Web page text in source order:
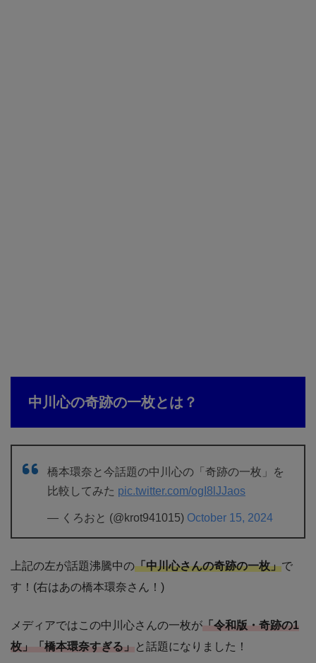
中川心の奇跡の一枚とは？
橋本環奈と今話題の中川心の「奇跡の一枚」を
比較してみた pic.twitter.com/ogI8lJJaos
— くろおと (@krot941015) October 15, 2024
上記の左が話題沸騰中の「中川心さんの奇跡の一枚」で
す！(右はあの橋本環奈さん！)
メディアではこの中川心さんの一枚が 「令和版・奇跡の1
枚」「橋本環奈すぎる」
と話題になりました！